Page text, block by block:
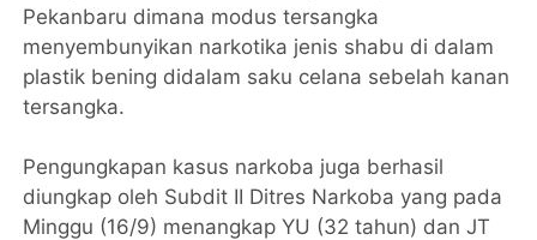
Pekanbaru dimana modus tersangka
menyembunyikan narkotika jenis shabu di dalam
plastik bening didalam saku celana sebelah kanan
tersangka.
Pengungkapan kasus narkoba juga berhasil
diungkap oleh Subdit II Ditres Narkoba yang pada
Minggu (16/9) menangkap YU (32 tahun) dan JT